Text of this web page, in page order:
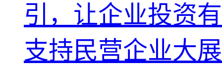
引，让企业投资
支持民营企业大